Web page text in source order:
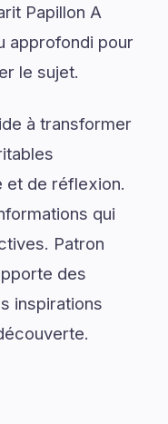
Papillon A
approfondi pour
le sujet.
à transformer
et de réflexion.
qui
Patron
des
inspirations